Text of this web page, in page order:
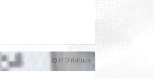
17 ปี ที่ผ่านมา